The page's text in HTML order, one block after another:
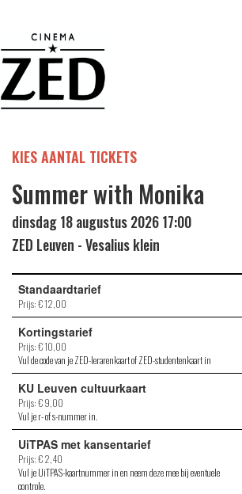
KIES AANTAL TICKETS
Summer with Monika
dinsdag 18 augustus 2026 17:00
ZED Leuven - Vesalius klein
Standaardtarief
Prijs: € 12,00
Kortingstarief
Prijs: € 10,00
Vul de code van je ZED-lerarenkaart of ZED-studentenkaart in
KU Leuven cultuurkaart
Prijs: € 9,00
Vul je r- of s-nummer in.
UiTPAS met kansentarief
Prijs: € 2,40
Vul je UiTPAS-kaartnummer in en neem deze mee bij eventuele
controle.